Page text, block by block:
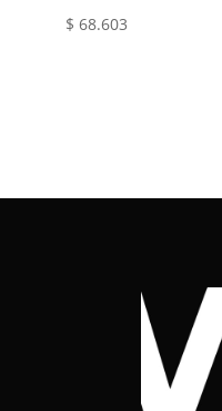
$ 68.603